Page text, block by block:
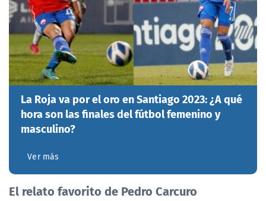
La Roja va por el oro en Santiago 2023: ¿A qué
hora son las finales del fútbol femenino y
masculino?
Ver más
El relato favorito de Pedro Carcuro